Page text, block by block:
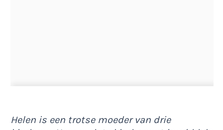
Helen is een trotse moeder van drie